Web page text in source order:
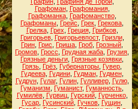
Графоман, Графомания,
Графоманка, Графоманство,
Графоманы Грейс Грек Грекова
Грелка, Грех Греция, Грибков,
Григорьев, Григорьевпост, Гризли,
Грин Грис Гриша Гроб Грозный
Громов Гросс Грудная жаба Грузия
Грязные деньги Грязные козявки
Грязь Грёз Губернаторы Гувер
Гудеева, Гудини, Гудман, Гудмен,
Гудрун, Гулаг, Гулин, Гулливер, Гулю,
Гуманизм
Гуманист, Гуманность
Гумилёв, Гурвиц, Гурский, Гурченко,
Гусар Гусинский Гучков Гущин